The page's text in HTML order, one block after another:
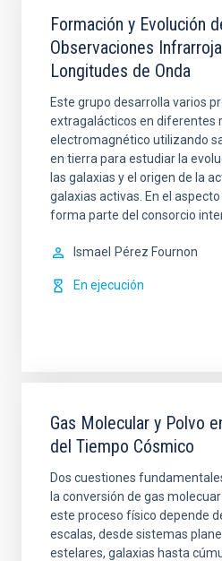
Formación y Evolución
Observaciones
Longitudes de Onda
Este grupo desarrolla varios
extragalácticos en diferentes
electromagnético utilizando
en tierra para estudiar la
las galaxias y el origen de la
galaxias activas. En el
forma parte del consorcio
Ismael Pérez Fournon
En ejecución
Gas Molecular y Polvo
del Tiempo Cósmico
Dos cuestiones
la conversión de gas
este proceso físico depende
escalas, desde sistemas
estelares, galaxias hasta